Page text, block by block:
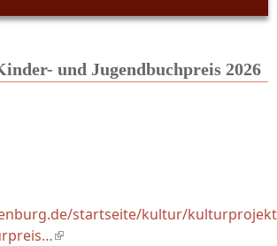
und Jugendbuchpreis 2026
startseite/kultur/
(link is external)